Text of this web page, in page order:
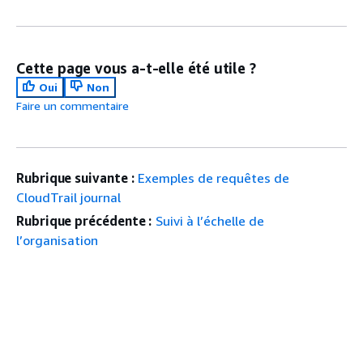
Cette page vous a-t-elle été utile ?
Oui
Non
Faire un commentaire
Rubrique suivante : Exemples de requêtes de
CloudTrail journal
Rubrique précédente : Suivi à l’échelle de
l’organisation